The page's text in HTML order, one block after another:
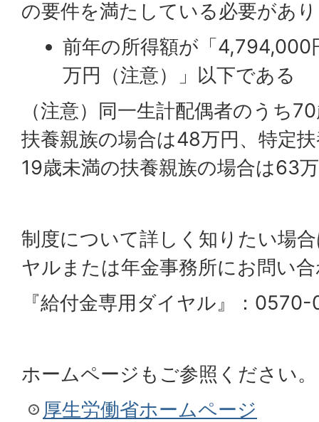
の要件を満たしている必要があ
前年の所得額が「
万円（注意）」以下である
（注意）同一生計配偶者のうち
扶養親族の場合は48万円、特定
19歳未満の扶養親族の場合は63
制度について詳しく知りたい場
ヤルまたは年金事務所にお問い
『給付金専用ダイヤル』：
ホームページもご参照ください。
厚生労働省ホームページ